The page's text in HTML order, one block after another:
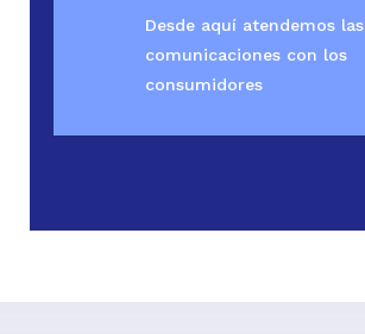
Desde aquí atendemos las
comunicaciones con los
consumidores